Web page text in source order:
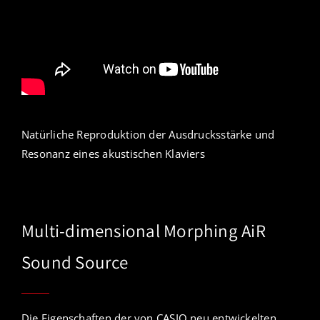
Natürliche Reproduktion der Ausdrucksstärke und
Resonanz eines akustischen Klaviers
Multi-dimensional Morphing AiR
Sound Source